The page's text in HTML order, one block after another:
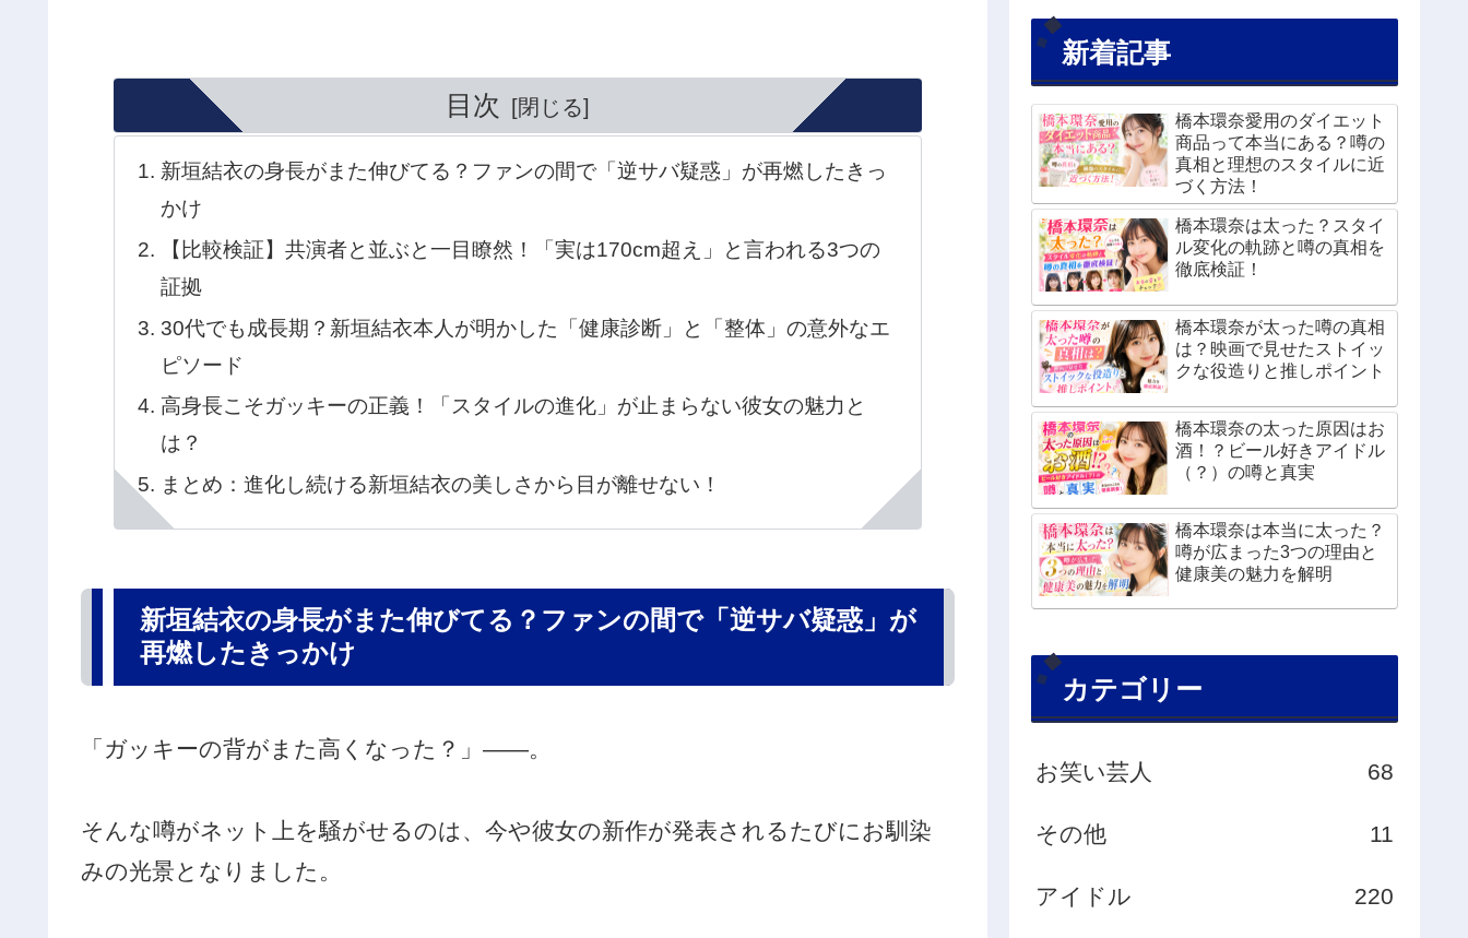
目次
新垣結衣の身長がまた伸びてる？ファンの間で「逆サバ疑惑」が再燃したきっ
かけ
【比較検証】共演者と並ぶと一目瞭然！「実は170cm超え」と言われる3つの
証拠
30代でも成長期？新垣結衣本人が明かした「健康診断」と「整体」の意外なエ
ピソード
高身長こそガッキーの正義！「スタイルの進化」が止まらない彼女の魅力と
は？
まとめ：進化し続ける新垣結衣の美しさから目が離せない！
新垣結衣の身長がまた伸びてる？ファンの間で「逆サバ疑惑」が
再燃したきっかけ
「ガッキーの背がまた高くなった？」——。
そんな噂がネット上を騒がせるのは、今や彼女の新作が発表されるたびにお馴染
みの光景となりました。
新着記事
橋本環奈愛用のダイエット
商品って本当にある？噂の
真相と理想のスタイルに近
づく方法！
橋本環奈は太った？スタイ
ル変化の軌跡と噂の真相を
徹底検証！
橋本環奈が太った噂の真相
は？映画で見せたストイッ
クな役造りと推しポイント
橋本環奈の太った原因はお
酒！？ビール好きアイドル
（？）の噂と真実
橋本環奈は本当に太った？
噂が広まった3つの理由と
健康美の魅力を解明
カテゴリー
お笑い芸人 68
その他 11
アイドル 220